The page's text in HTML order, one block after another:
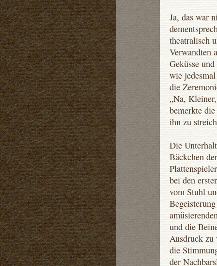
Ja, das war
theatralisch
Verwandten
Geküsse
wie
die
„Na,
bemerkte
ihn zu
Die
Bäckchen
bei den
vom Stuhl
und die
Ausdruck
die
der